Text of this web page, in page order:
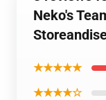
Neko's
★★★★★
★★★★☆